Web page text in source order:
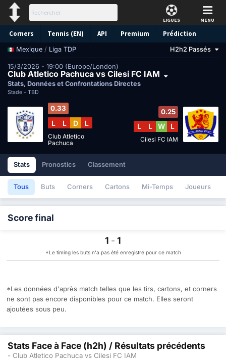
LIGUES MENU
Corners Tennis (EN) API Premium Prédiction
Mexique / Liga TDP H2h2 Passés
15/3/2026 - 19:00 (Europe/London)
Club Atletico Pachuca vs Cilesi FC IAM
Stats, Données et Confrontations Directes
Stade - TBD
0.33
L L D L
Club Atletico
Pachuca
0.25
L L W L
Cilesi FC IAM
Stats Pronostics Classement
Tous Buts Corners Cartons Mi-Temps Joueurs
Score final
1 - 1
*Le timing les buts n'a pas été enregistré pour ce match
*Les données d'après match telles que les tirs, cartons, et corners
ne sont pas encore disponibles pour ce match. Elles seront
ajoutées sous peu.
Stats Face à Face (h2h) / Résultats précédents
- Club Atletico Pachuca vs Cilesi FC IAM